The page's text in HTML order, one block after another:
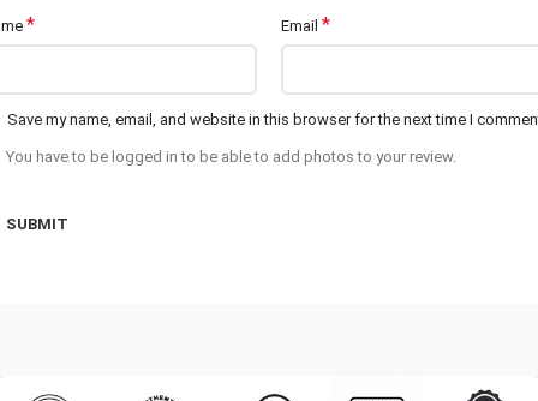
* Email *
Save my name, email, and website in this browser for the next time I
You have to be logged in to be able to add photos to your review.